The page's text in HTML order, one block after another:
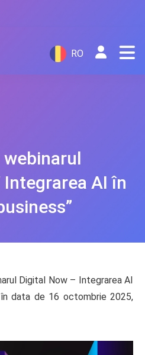
RO
AI în
Digital Now – Integrarea AI
data de 16 octombrie 2025,